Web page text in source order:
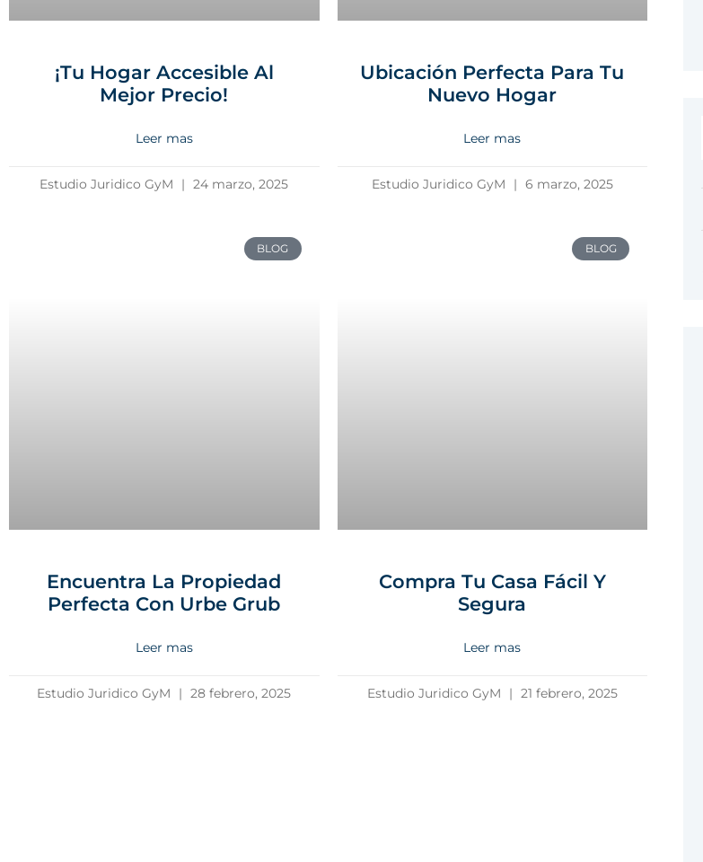
¡Tu Hogar Accesible Al
Mejor Precio!
Leer mas
Estudio Juridico GyM 24 marzo, 2025
Ubicación Perfecta Para Tu
Nuevo Hogar
Leer mas
Estudio Juridico GyM 6 marzo, 2025
BLOG
Encuentra La Propiedad
Perfecta Con Urbe Grub
Leer mas
Estudio Juridico GyM 28 febrero, 2025
BLOG
Compra Tu Casa Fácil Y
Segura
Leer mas
Estudio Juridico GyM 21 febrero, 2025